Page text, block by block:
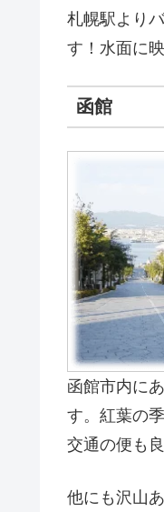
札幌駅より
す！水面に
函館
函館市内に
す。紅葉の
交通の便も
他にも沢山